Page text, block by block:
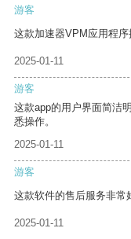
游客
这款加速器VPM应用程序
2025-01-11
游客
这款app的用户界面简洁
悉操作。
2025-01-11
游客
这款软件的售后服务非常
2025-01-11